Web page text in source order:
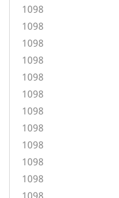
1098
1098
1098
1098
1098
1098
1098
1098
1098
1098
1098